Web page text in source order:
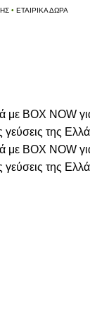
• ΕΤΑΙΡΙΚΑ ΔΩΡΑ
με BOX NOW
γεύσεις της
με BOX NOW
γεύσεις της